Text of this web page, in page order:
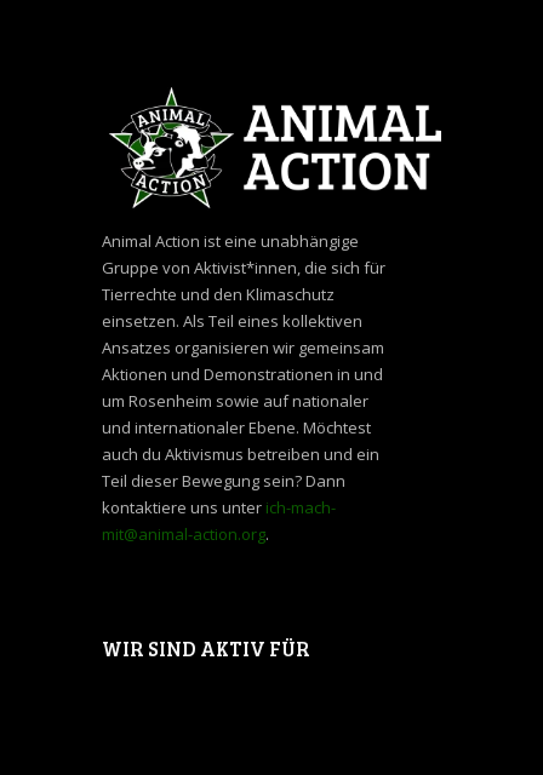
Animal Action ist eine unabhängige
Gruppe von Aktivist*innen, die sich für
Tierrechte und den Klimaschutz
einsetzen. Als Teil eines kollektiven
Ansatzes organisieren wir gemeinsam
Aktionen und Demonstrationen in und
um Rosenheim sowie auf nationaler
und internationaler Ebene. Möchtest
auch du Aktivismus betreiben und ein
Teil dieser Bewegung sein? Dann
kontaktiere uns unter ich-mach-
mit@animal-action.org.
WIR SIND AKTIV FÜR